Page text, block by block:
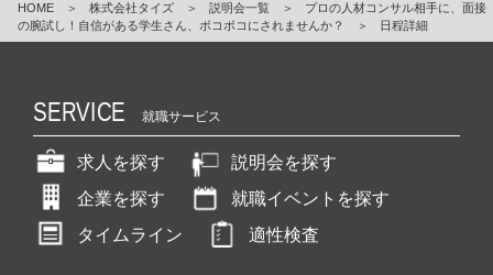
HOME ＞ 株式会社タイズ ＞ 説明会一覧 ＞
プロの人材コンサル相手に、面接
の腕試し！自信がある学生さん、ボコボコにされませんか？
＞ 日程詳細
SERVICE 就職サービス
求人を探す
説明会を探す
企業を探す
就職イベントを探す
タイムライン
適性検査